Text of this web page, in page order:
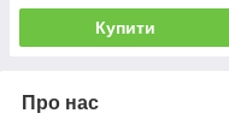
Купити
Про нас